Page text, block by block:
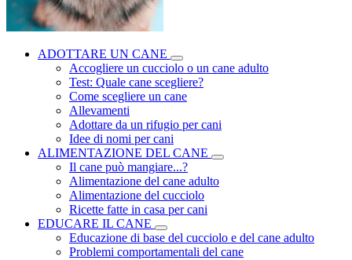
ADOTTARE UN CANE
Accogliere un cucciolo o un cane adulto
Test: Quale cane scegliere?
Come scegliere un cane
Allevamenti
Adottare da un rifugio per cani
Idee di nomi per cani
ALIMENTAZIONE DEL CANE
Il cane può mangiare...?
Alimentazione del cane adulto
Alimentazione del cucciolo
Ricette fatte in casa per cani
EDUCARE IL CANE
Educazione di base del cucciolo e del cane adulto
Problemi comportamentali del cane